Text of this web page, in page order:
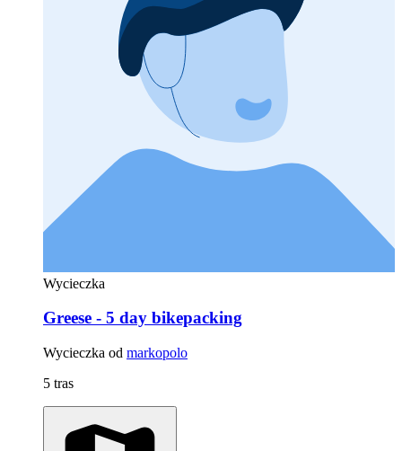
Wycieczka
Greese - 5 day bikepacking
Wycieczka od markopolo
5 tras